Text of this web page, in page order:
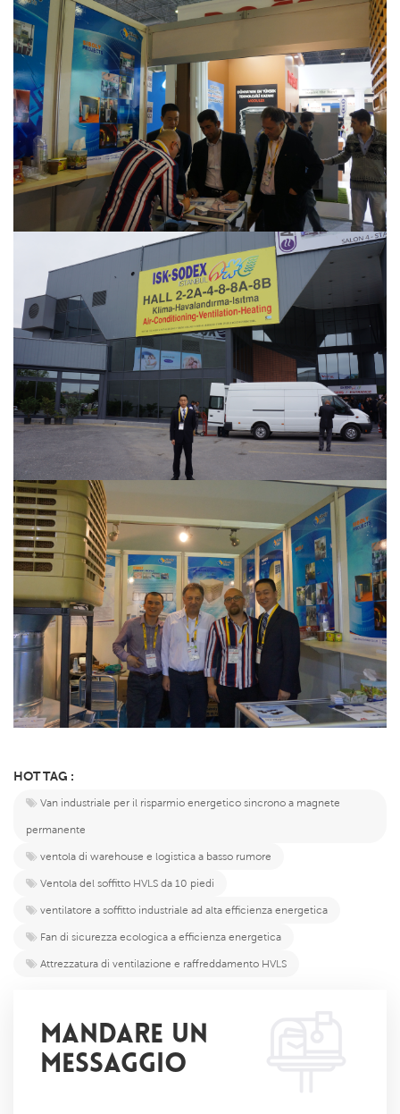
HOT TAG :
Van industriale per il risparmio energetico sincrono a magnete
permanente
ventola di warehouse e logistica a basso rumore
Ventola del soffitto HVLS da 10 piedi
ventilatore a soffitto industriale ad alta efficienza energetica
Fan di sicurezza ecologica a efficienza energetica
Attrezzatura di ventilazione e raffreddamento HVLS
MANDARE UN
MESSAGGIO